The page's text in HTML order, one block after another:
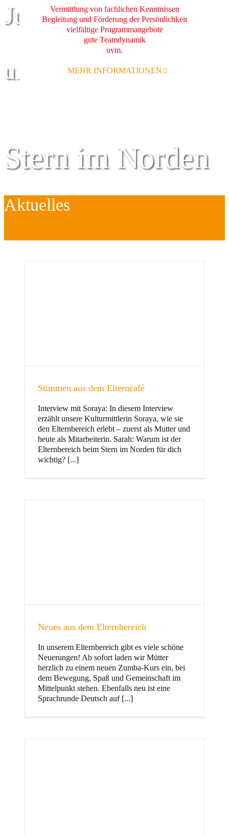
Jugend
und Familie
Stern im Norden
Zentrum für
und Familie
Kinder
Vermittlung von fachlichen Kenntnissen
Begleitung und Förderung der Persönlichkeit
vielfältige Programmangebote
gute Teamdynamik
uvm.
MEHR INFORMATIONEN
Aktuelles
Stimmen aus dem Elterncafé
Interview mit Soraya: In diesem Interview
erzählt unsere Kulturmittlerin Soraya, wie sie
den Elternbereich erlebt – zuerst als Mutter und
heute als Mitarbeiterin. Sarah: Warum ist der
Elternbereich beim Stern im Norden für dich
wichtig? [...]
Neues aus dem Elternbereich
In unserem Elternbereich gibt es viele schöne
Neuerungen! Ab sofort laden wir Mütter
herzlich zu einem neuen Zumba-Kurs ein, bei
dem Bewegung, Spaß und Gemeinschaft im
Mittelpunkt stehen. Ebenfalls neu ist eine
Sprachrunde Deutsch auf [...]